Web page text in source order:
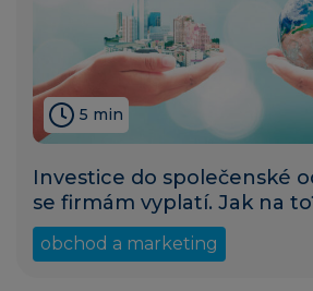
5 min
Investice do společenské
se firmám vyplatí. Jak na
obchod a marketing